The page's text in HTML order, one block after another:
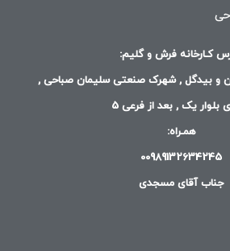
کـارخانه فرش و گلیم:
و بیدگل , شهرک صنعتی سلیمان صباحی ,
بلوار یک , بعد از فرعی 5
همـراه:
00989132634245
جناب آقای مسجدی